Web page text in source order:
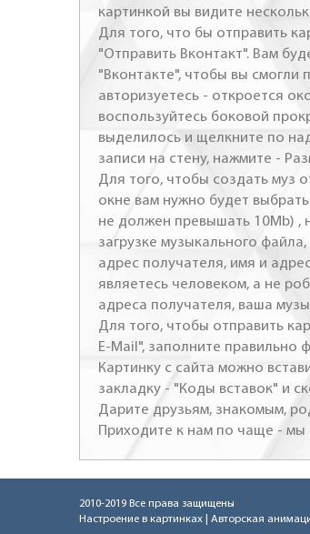
картинкой вы видите
Для того, что бы отправить
"Отправить Вконтакт". Вам
"Вконтакте", чтобы вы смогли
авторизуетесь - откроется
воспользуйтесь боковой
выделилось и щелкните по
записи на стену, нажмите -
Для того, чтобы создать муз
окне вам нужно будет
не должен превышать 10Mb) ,
загрузке музыкального
адрес получателя, имя и
являетесь человеком, а не
адреса получателя, ваша
Для того, чтобы отправить
E-Mail", заполните правильно
Картинку с сайта можно
закладку - "Коды вставок" и
Дарите друзьям, знакомым,
Приходите к нам по чаще - мы
2010-2019 Все права защищены
Настроение в картинках | Авторская